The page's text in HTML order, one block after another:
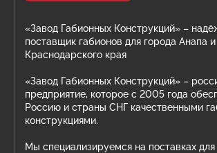
«Завод Габионных Конструкций» –
поставщик габионов для города Анапа и
Краснодарского края
«Завод Габионных Конструкций» –
предприятие, которое с 2005 года
Россию и страны СНГ качественными
конструкциями.
Мы специализируемся на поставках для